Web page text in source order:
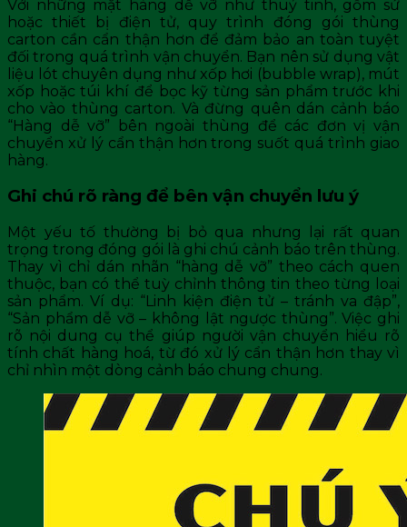
Với những mặt hàng dễ vỡ như thuỷ tinh, gốm sứ
hoặc thiết bị điện tử, quy trình đóng gói thùng
carton cần cẩn thận hơn để đảm bảo an toàn tuyệt
đối trong quá trình vận chuyển. Bạn nên sử dụng vật
liệu lót chuyên dụng như xốp hơi (bubble wrap), mút
xốp hoặc túi khí để bọc kỹ từng sản phẩm trước khi
cho vào thùng carton. Và đừng quên dán cảnh báo
“Hàng dễ vỡ” bên ngoài thùng để các đơn vị vận
chuyển xử lý cẩn thận hơn trong suốt quá trình giao
hàng.
Ghi chú rõ ràng để bên vận chuyển lưu ý
Một yếu tố thường bị bỏ qua nhưng lại rất quan
trọng trong đóng gói là ghi chú cảnh báo trên thùng.
Thay vì chỉ dán nhãn “hàng dễ vỡ” theo cách quen
thuộc, bạn có thể tuỳ chỉnh thông tin theo từng loại
sản phẩm. Ví dụ: “Linh kiện điện tử – tránh va đập”,
“Sản phẩm dễ vỡ – không lật ngược thùng”. Việc ghi
rõ nội dung cụ thể giúp người vận chuyển hiểu rõ
tính chất hàng hoá, từ đó xử lý cẩn thận hơn thay vì
chỉ nhìn một dòng cảnh báo chung chung.